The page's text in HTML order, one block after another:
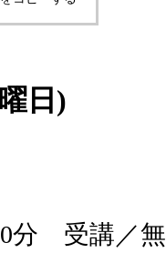
日)
分 受講／